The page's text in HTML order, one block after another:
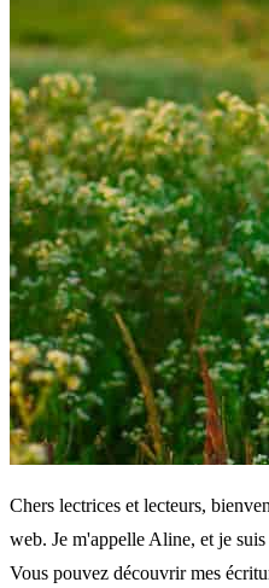
Chers lectrices et lecteurs,
web. Je m'appelle Aline, et je
Vous pouvez découvrir mes